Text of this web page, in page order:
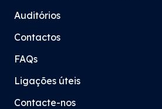
Auditórios
Contactos
FAQs
Ligações úteis
Contacte-nos